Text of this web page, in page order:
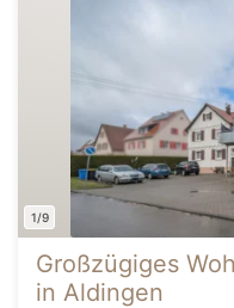
1/9
Großzügiges
in Aldingen